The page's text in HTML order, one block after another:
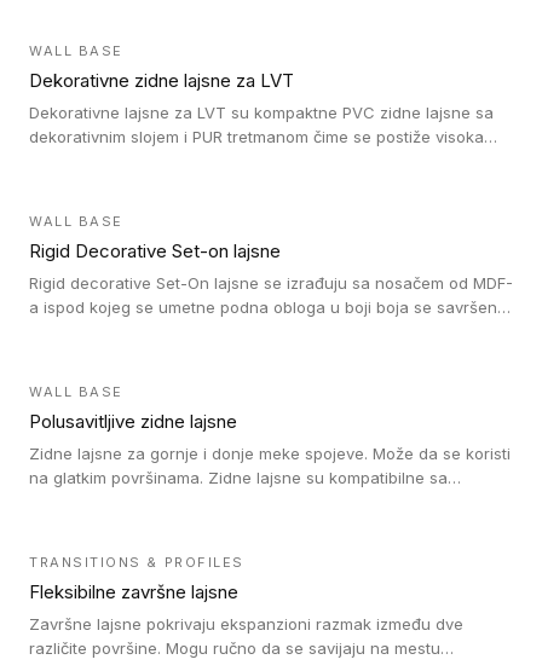
WALL BASE
Dekorativne zidne lajsne za LVT
Dekorativne lajsne za LVT su kompaktne PVC zidne lajsne sa
dekorativnim slojem i PUR tretmanom čime se postiže visoka
WALL BASE
Rigid Decorative Set-on lajsne
Rigid decorative Set-On lajsne se izrađuju sa nosačem od MDF-
a ispod kojeg se umetne podna obloga u boji boja se savršeno
WALL BASE
Polusavitljive zidne lajsne
Zidne lajsne za gornje i donje meke spojeve. Može da se koristi
na glatkim površinama. Zidne lajsne su kompatibilne sa
TRANSITIONS & PROFILES
Fleksibilne završne lajsne
Završne lajsne pokrivaju ekspanzioni razmak između dve
različite površine. Mogu ručno da se savijaju na mestu